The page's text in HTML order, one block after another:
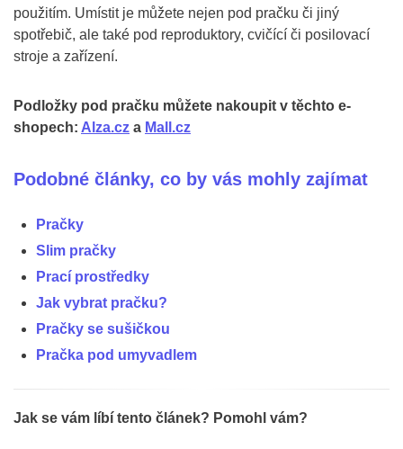
použitím. Umístit je můžete nejen pod pračku či jiný
spotřebič, ale také pod reproduktory, cvičící či posilovací
stroje a zařízení.
Podložky pod pračku můžete nakoupit v těchto e-
shopech: Alza.cz a Mall.cz
Podobné články, co by vás mohly zajímat
Pračky
Slim pračky
Prací prostředky
Jak vybrat pračku?
Pračky se sušičkou
Pračka pod umyvadlem
Jak se vám líbí tento článek? Pomohl vám?